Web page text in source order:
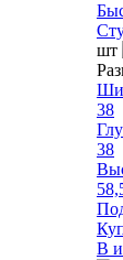
шт
38
38
В